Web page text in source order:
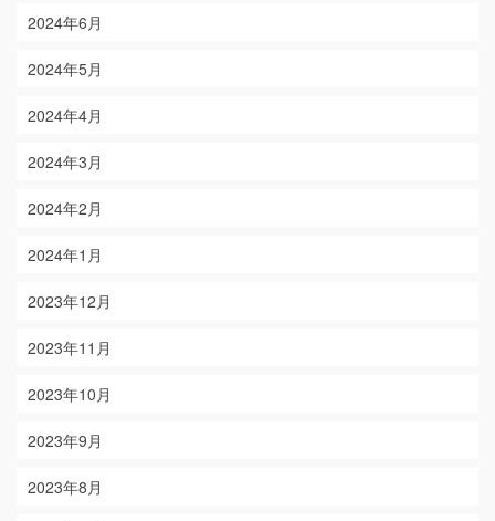
2024年6月
2024年5月
2024年4月
2024年3月
2024年2月
2024年1月
2023年12月
2023年11月
2023年10月
2023年9月
2023年8月